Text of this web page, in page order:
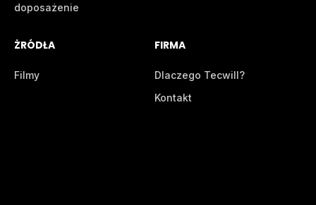
doposażenie
ŻRÓDŁA
Filmy
FIRMA
Dlaczego Tecwill?
Kontakt